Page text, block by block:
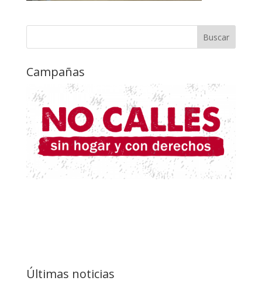
Campañas
Últimas noticias